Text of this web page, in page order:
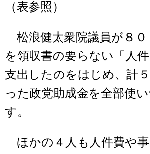
（表参照）
松浪健太衆院議員が８０
を領収書の要らない「人
支出したのをはじめ、計
った政党助成金を全部使
す。
ほかの４人も人件費や